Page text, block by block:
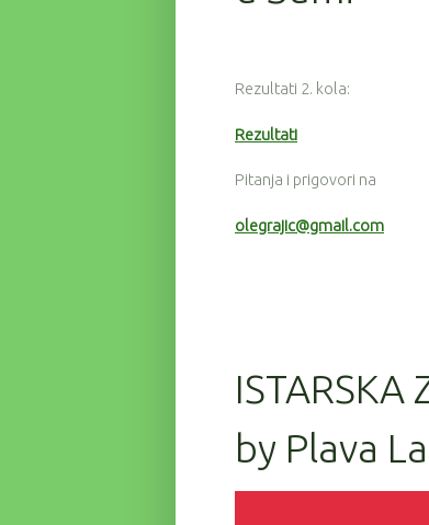
Rezultati 2. kola:
Rezultati
Pitanja i prigovori na
olegrajic@gmail.com
by Plava